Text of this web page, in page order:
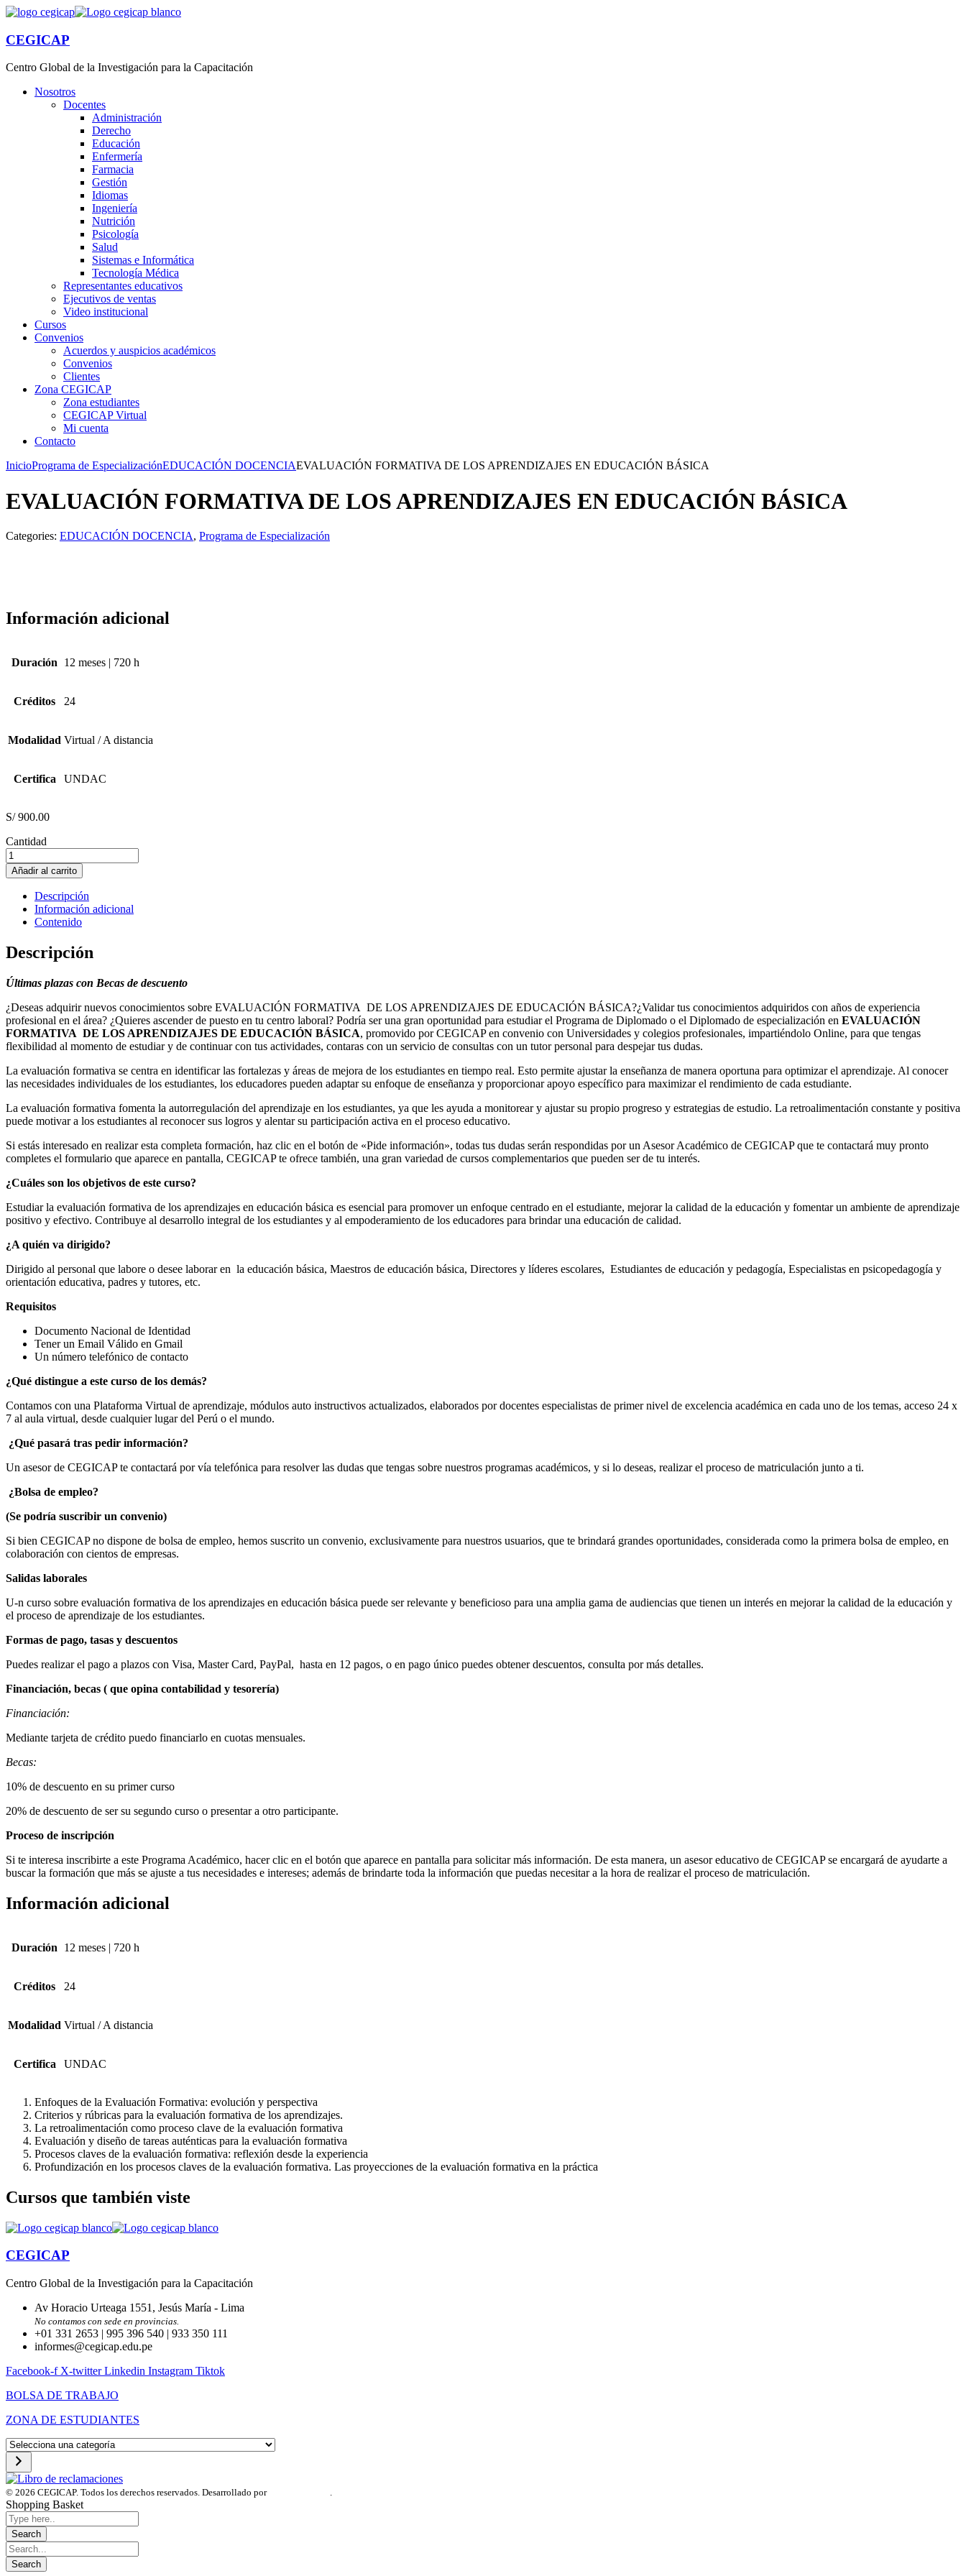
CEGICAP
Centro Global de la Investigación para la Capacitación
Nosotros
Docentes
Administración
Derecho
Educación
Enfermería
Farmacia
Gestión
Idiomas
Ingeniería
Nutrición
Psicología
Salud
Sistemas e Informática
Tecnología Médica
Representantes educativos
Ejecutivos de ventas
Video institucional
Cursos
Convenios
Acuerdos y auspicios académicos
Convenios
Clientes
Zona CEGICAP
Zona estudiantes
CEGICAP Virtual
Mi cuenta
Contacto
InicioPrograma de EspecializaciónEDUCACIÓN DOCENCIAEVALUACIÓN FORMATIVA DE LOS APRENDIZAJES EN EDUCACIÓN BÁSICA
EVALUACIÓN FORMATIVA DE LOS APRENDIZAJES EN EDUCACIÓN BÁSICA
Categories: EDUCACIÓN DOCENCIA, Programa de Especialización
Información adicional
Duración 12 meses | 720 h
Créditos 24
Modalidad Virtual / A distancia
Certifica UNDAC
S/900.00
Cantidad
EVALUACIÓN
FORMATIVA
DE
LOS
APRENDIZAJES
EDUCACIÓN
BÁSICA
cantidad
Añadir al carrito
Descripción
Información adicional
Contenido
Descripción
Últimas plazas con Becas de descuento
¿Deseas adquirir nuevos conocimientos sobre EVALUACIÓN FORMATIVA DE LOS APRENDIZAJES DE EDUCACIÓN BÁSICA?¿Validar tus conocimientos adquiridos con años de experiencia
profesional en el área? ¿Quieres ascender de puesto en tu centro laboral? Podría ser una gran oportunidad para estudiar el Programa de Diplomado o el Diplomado de especialización en EVALUACIÓN
FORMATIVA DE LOS APRENDIZAJES DE EDUCACIÓN BÁSICA, promovido por CEGICAP en convenio con Universidades y colegios profesionales, impartiéndolo Online, para que tengas
flexibilidad al momento de estudiar y de continuar con tus actividades, contaras con un servicio de consultas con un tutor personal para despejar tus dudas.
La evaluación formativa se centra en identificar las fortalezas y áreas de mejora de los estudiantes en tiempo real. Esto permite ajustar la enseñanza de manera oportuna para optimizar el aprendizaje. Al conocer
las necesidades individuales de los estudiantes, los educadores pueden adaptar su enfoque de enseñanza y proporcionar apoyo específico para maximizar el rendimiento de cada estudiante.
La evaluación formativa fomenta la autorregulación del aprendizaje en los estudiantes, ya que les ayuda a monitorear y ajustar su propio progreso y estrategias de estudio. La retroalimentación constante y positiva
puede motivar a los estudiantes al reconocer sus logros y alentar su participación activa en el proceso educativo.
Si estás interesado en realizar esta completa formación, haz clic en el botón de «Pide información», todas tus dudas serán respondidas por un Asesor Académico de CEGICAP que te contactará muy pronto
completes el formulario que aparece en pantalla, CEGICAP te ofrece también, una gran variedad de cursos complementarios que pueden ser de tu interés.
¿Cuáles son los objetivos de este curso?
Estudiar la evaluación formativa de los aprendizajes en educación básica es esencial para promover un enfoque centrado en el estudiante, mejorar la calidad de la educación y fomentar un ambiente de aprendizaje
positivo y efectivo. Contribuye al desarrollo integral de los estudiantes y al empoderamiento de los educadores para brindar una educación de calidad.
¿A quién va dirigido?
Dirigido al personal que labore o desee laborar en la educación básica, Maestros de educación básica, Directores y líderes escolares, Estudiantes de educación y pedagogía, Especialistas en psicopedagogía y
orientación educativa, padres y tutores, etc.
Requisitos
Documento Nacional de Identidad
Tener un Email Válido en Gmail
Un número telefónico de contacto
¿Qué distingue a este curso de los demás?
Contamos con una Plataforma Virtual de aprendizaje, módulos auto instructivos actualizados, elaborados por docentes especialistas de primer nivel de excelencia académica en cada uno de los temas, acceso 24 x
7 al aula virtual, desde cualquier lugar del Perú o el mundo.
¿Qué pasará tras pedir información?
Un asesor de CEGICAP te contactará por vía telefónica para resolver las dudas que tengas sobre nuestros programas académicos, y si lo deseas, realizar el proceso de matriculación junto a ti.
¿Bolsa de empleo?
(Se podría suscribir un convenio)
Si bien CEGICAP no dispone de bolsa de empleo, hemos suscrito un convenio, exclusivamente para nuestros usuarios, que te brindará grandes oportunidades, considerada como la primera bolsa de empleo, en
colaboración con cientos de empresas.
Salidas laborales
U-n curso sobre evaluación formativa de los aprendizajes en educación básica puede ser relevante y beneficioso para una amplia gama de audiencias que tienen un interés en mejorar la calidad de la educación y
el proceso de aprendizaje de los estudiantes.
Formas de pago, tasas y descuentos
Puedes realizar el pago a plazos con Visa, Master Card, PayPal, hasta en 12 pagos, o en pago único puedes obtener descuentos, consulta por más detalles.
Financiación, becas ( que opina contabilidad y tesorería)
Financiación:
Mediante tarjeta de crédito puedo financiarlo en cuotas mensuales.
Becas:
10% de descuento en su primer curso
20% de descuento de ser su segundo curso o presentar a otro participante.
Proceso de inscripción
Si te interesa inscribirte a este Programa Académico, hacer clic en el botón que aparece en pantalla para solicitar más información. De esta manera, un asesor educativo de CEGICAP se encargará de ayudarte a
buscar la formación que más se ajuste a tus necesidades e intereses; además de brindarte toda la información que puedas necesitar a la hora de realizar el proceso de matriculación.
Información adicional
Duración 12 meses | 720 h
Créditos 24
Modalidad Virtual / A distancia
Certifica UNDAC
Enfoques de la Evaluación Formativa: evolución y perspectiva
Criterios y rúbricas para la evaluación formativa de los aprendizajes.
La retroalimentación como proceso clave de la evaluación formativa
Evaluación y diseño de tareas auténticas para la evaluación formativa
Procesos claves de la evaluación formati­va: reflexión desde la experiencia
Profundización en los procesos claves de la evaluación formativa. Las proyecciones de la evaluación formativa en la práctica
Cursos que también viste
CEGICAP
Centro Global de la Investigación para la Capacitación
Av Horacio Urteaga 1551, Jesús María - Lima
No contamos con sede en provincias.
+01 331 2653 | 995 396 540 | 933 350 111
informes@cegicap.edu.pe
Facebook-f X-twitter Linkedin Instagram Tiktok
BOLSA DE TRABAJO
ZONA DE ESTUDIANTES
Selecciona
una
categoría
© 2026 CEGICAP. Todos los derechos reservados. Desarrollado por .
Shopping Basket